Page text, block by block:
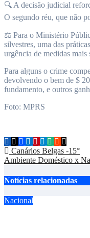
🔍 A decisão judicial
O segundo réu, que não
⚖️ Para o Ministério
silvestres, uma das
urgência de medidas mais
Para alguns o crime
devolvendo o bem de $
fundamento, e outros
Foto: MPRS
Navegação
de
Post
Canários Belgas -15°
Ambiente Doméstico x
Notícias relacionadas
Nacional